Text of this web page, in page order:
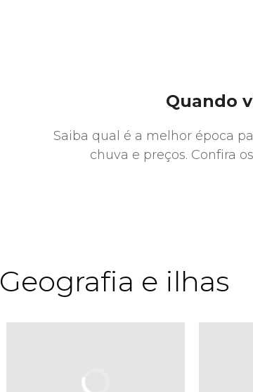
Quando
Saiba qual é a melhor época
chuva e preços. Confira
Geografia e ilhas